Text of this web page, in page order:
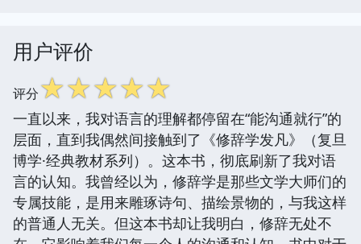
用户评价
评分☆☆☆☆☆
一直以来，我对语言的理解都停留在“能沟通就行”的
层面，直到我偶然间接触到了《修辞学发凡》（复旦
博学·经典教材系列）。这本书，彻底刷新了我对语
言的认知。我曾经以为，修辞学是那些文学大师们的
专属技能，是用来雕琢诗句、描绘景物的，与我这样
的普通人无关。但这本书却让我明白，修辞无处不